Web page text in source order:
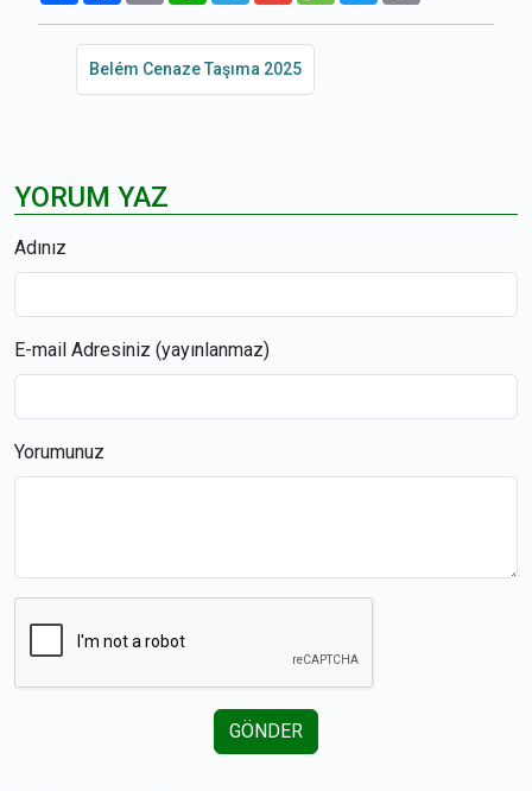
Belém Cenaze Taşıma 2025
YORUM YAZ
Adınız
E-mail Adresiniz (yayınlanmaz)
Yorumunuz
GÖNDER